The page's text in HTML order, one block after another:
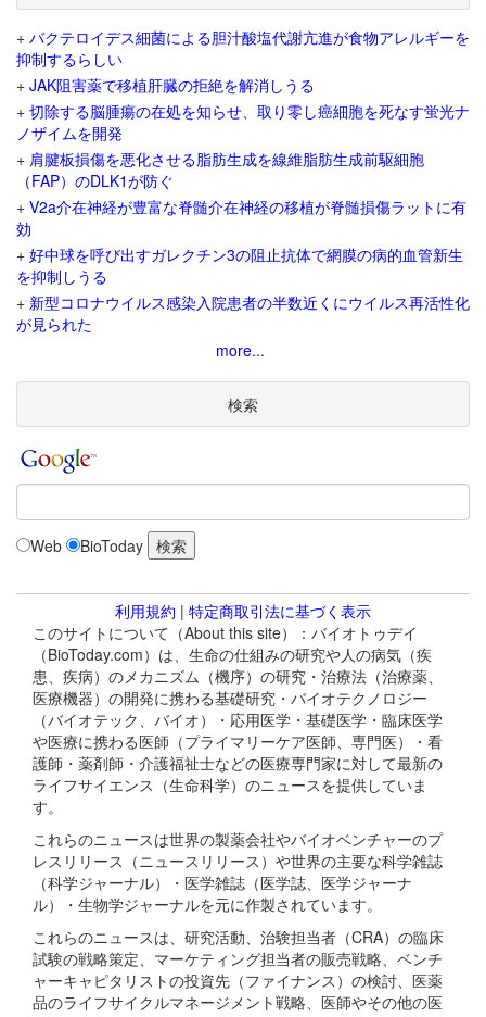
+ バクテロイデス細菌による胆汁酸塩代謝亢進が食物アレルギーを
抑制するらしい
+ JAK阻害薬で移植肝臓の拒絶を解消しうる
+ 切除する脳腫瘍の在処を知らせ、取り零し癌細胞を死なす蛍光ナ
ノザイムを開発
+ 肩腱板損傷を悪化させる脂肪生成を線維脂肪生成前駆細胞
（FAP）のDLK1が防ぐ
+ V2a介在神経が豊富な脊髄介在神経の移植が脊髄損傷ラットに有
効
+ 好中球を呼び出すガレクチン3の阻止抗体で網膜の病的血管新生
を抑制しうる
+ 新型コロナウイルス感染入院患者の半数近くにウイルス再活性化
が見られた
more...
検索
Web BioToday
利用規約 | 特定商取引法に基づく表示
このサイトについて（About this site）：バイオトゥデイ
（BioToday.com）は、生命の仕組みの研究や人の病気（疾
患、疾病）のメカニズム（機序）の研究・治療法（治療薬、
医療機器）の開発に携わる基礎研究・バイオテクノロジー
（バイオテック、バイオ）・応用医学・基礎医学・臨床医学
や医療に携わる医師（プライマリーケア医師、専門医）・看
護師・薬剤師・介護福祉士などの医療専門家に対して最新の
ライフサイエンス（生命科学）のニュースを提供していま
す。
これらのニュースは世界の製薬会社やバイオベンチャーのプ
レスリリース（ニュースリリース）や世界の主要な科学雑誌
（科学ジャーナル）・医学雑誌（医学誌、医学ジャーナ
ル）・生物学ジャーナルを元に作製されています。
これらのニュースは、研究活動、治験担当者（CRA）の臨床
試験の戦略策定、マーケティング担当者の販売戦略、ベンチ
ャーキャピタリストの投資先（ファイナンス）の検討、医薬
品のライフサイクルマネージメント戦略、医師やその他の医